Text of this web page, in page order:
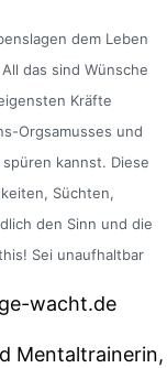
dem Leben
das sind Wünsche
Kräfte
Orgsamusses und
kannst. Diese
Süchten,
den Sinn und die
Sei unaufhaltbar
wacht.de
Mentaltrainerin,